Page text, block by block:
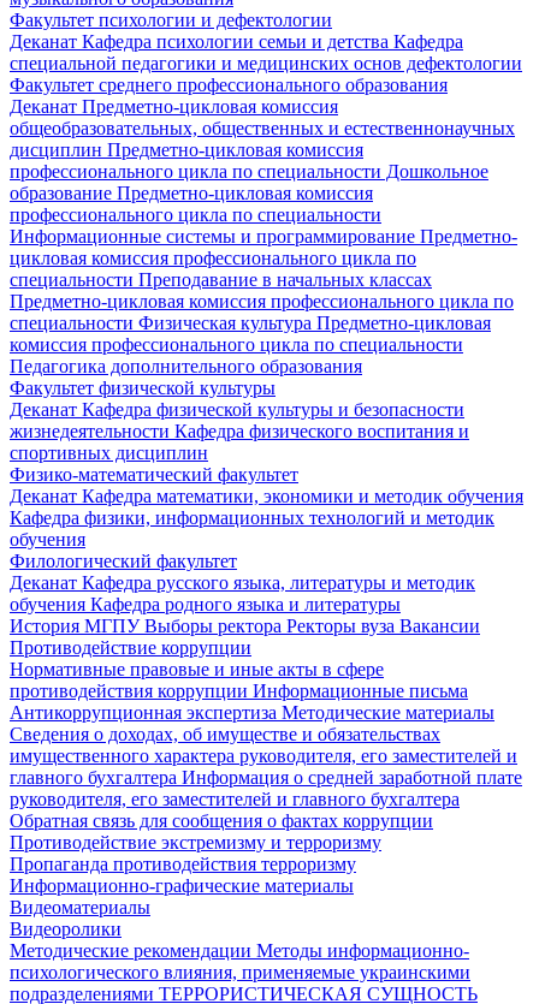
Факультет психологии и дефектологии
Деканат Кафедра психологии семьи и детства Кафедра
специальной педагогики и медицинских основ дефектологии
Факультет среднего профессионального образования
Деканат Предметно-цикловая комиссия
общеобразовательных, общественных и естественнонаучных
дисциплин Предметно-цикловая комиссия
профессионального цикла по специальности Дошкольное
образование Предметно-цикловая комиссия
профессионального цикла по специальности
Информационные системы и программирование Предметно-
цикловая комиссия профессионального цикла по
специальности Преподавание в начальных классах
Предметно-цикловая комиссия профессионального цикла по
специальности Физическая культура Предметно-цикловая
комиссия профессионального цикла по специальности
Педагогика дополнительного образования
Факультет физической культуры
Деканат Кафедра физической культуры и безопасности
жизнедеятельности Кафедра физического воспитания и
спортивных дисциплин
Физико-математический факультет
Деканат Кафедра математики, экономики и методик обучения
Кафедра физики, информационных технологий и методик
обучения
Филологический факультет
Деканат Кафедра русского языка, литературы и методик
обучения Кафедра родного языка и литературы
История МГПУВыборы ректора Ректоры вуза Вакансии
Противодействие коррупции
Нормативные правовые и иные акты в сфере
противодействия коррупции Информационные письма
Антикоррупционная экспертиза Методические материалы
Сведения о доходах, об имуществе и обязательствах
имущественного характера руководителя, его заместителей и
главного бухгалтера Информация о средней заработной плате
руководителя, его заместителей и главного бухгалтера
Обратная связь для сообщения о фактах коррупции
Противодействие экстремизму и терроризму
Пропаганда противодействия терроризму
Информационно-графические материалы
Видеоматериалы
Видеоролики
Методические рекомендации Методы информационно-
психологического влияния, применяемые украинскими
подразделениями ТЕРРОРИСТИЧЕСКАЯ СУЩНОСТЬ